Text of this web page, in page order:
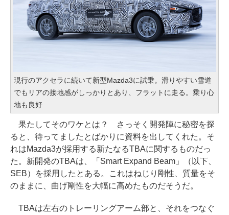
現行のアクセラに続いて新型Mazda3に試乗。滑りやすい雪道
でもリアの接地感がしっかりとあり、フラットに走る。乗り心
地も良好
果たしてそのワケとは？ さっそく開発陣に秘密を探
ると、待ってましたとばかりに資料を出してくれた。そ
れはMazda3が採用する新たなるTBAに関するものだっ
た。新開発のTBAは、「Smart Expand Beam」（以下、
SEB）を採用したとある。これはねじり剛性、質量をそ
のままに、曲げ剛性を大幅に高めたものだそうだ。
TBAは左右のトレーリングアーム部と、それをつなぐ